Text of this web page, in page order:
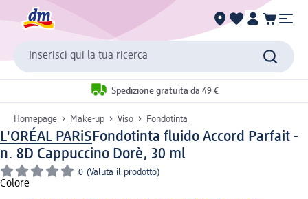
Inserisci qui la tua ricerca
Spedizione gratuita da 49 €
Homepage Make-up Viso Fondotinta
L'ORÉAL PARiSFondotinta fluido Accord Parfait -
n. 8D Cappuccino Dorè, 30 ml
0 (Valuta il prodotto)
Colore